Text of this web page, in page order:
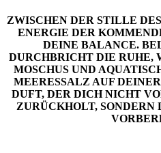
ZWISCHEN DER STILLE
ENERGIE DER
DEINE BALANCE.
DURCHBRICHT DIE RUHE,
MOSCHUS UND
MEERESSALZ AUF
DUFT, DER DICH NICHT
ZURÜCKHOLT, SONDERN